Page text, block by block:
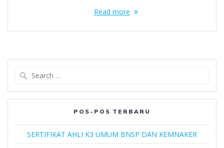
Read more
POS-POS TERBARU
SERTIFIKAT AHLI K3 UMUM BNSP DAN KEMNAKER